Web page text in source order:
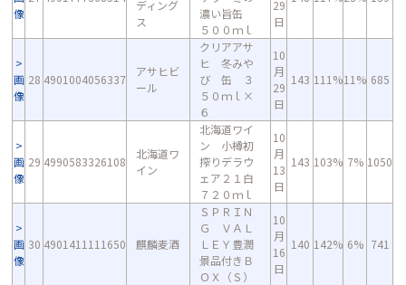
像
ディング
ス
濃い旨缶
５００ｍｌ
29
日
画
像
28 4901004056337
アサヒビ
ール
クリアアサ
ヒ 冬みや
び 缶 ３
５０ｍｌ×
６
10
月
29
日
143 111%11% 685
画
像
29 4990583326108
北海道ワ
イン
北海道ワイ
ン 小樽初
搾りデラウ
ェア２１白
７２０ｍｌ
10
月
13
日
143 103% 7% 1050
画
像
30 4901411111650 麒麟麦酒
ＳＰＲＩＮ
Ｇ ＶＡＬ
ＬＥＹ豊潤
景品付きＢ
ＯＸ（Ｓ）
10
月
16
日
140 142% 6% 741